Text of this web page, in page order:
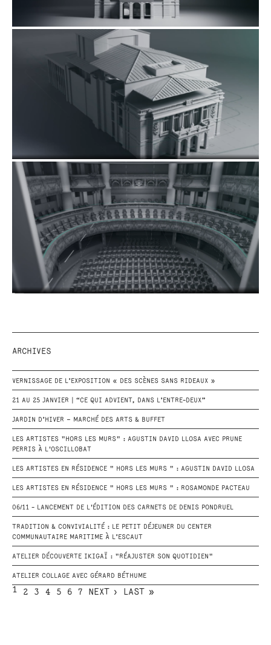
ARCHIVES
VERNISSAGE DE L’EXPOSITION « DES SCÈNES SANS RIDEAUX »
21 AU 25 JANVIER | “CE QUI ADVIENT, DANS L’ENTRE-DEUX”
JARDIN D’HIVER – MARCHÉ DES ARTS & BUFFET
LES ARTISTES "HORS LES MURS" : AGUSTIN DAVID LLOSA AVEC PRUNE
PERRIS À L'OSCILLOBAT
LES ARTISTES EN RÉSIDENCE " HORS LES MURS " : AGUSTIN DAVID LLOSA
LES ARTISTES EN RÉSIDENCE " HORS LES MURS " : ROSAMONDE PACTEAU
06/11 - LANCEMENT DE L'ÉDITION DES CARNETS DE DENIS PONDRUEL
TRADITION & CONVIVIALITÉ : LE PETIT DÉJEUNER DU CENTER
COMMUNAUTAIRE MARITIME À L’ESCAUT
ATELIER DÉCOUVERTE IKIGAÏ : "RÉAJUSTER SON QUOTIDIEN"
ATELIER COLLAGE AVEC GÉRARD BÉTHUME
1 2 3 4 5 6 7 NEXT › LAST »